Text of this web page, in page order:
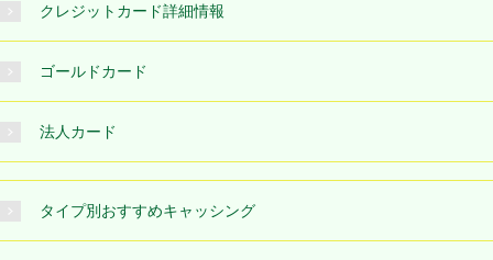
クレジットカード詳細情報
ゴールドカード
法人カード
タイプ別おすすめキャッシング